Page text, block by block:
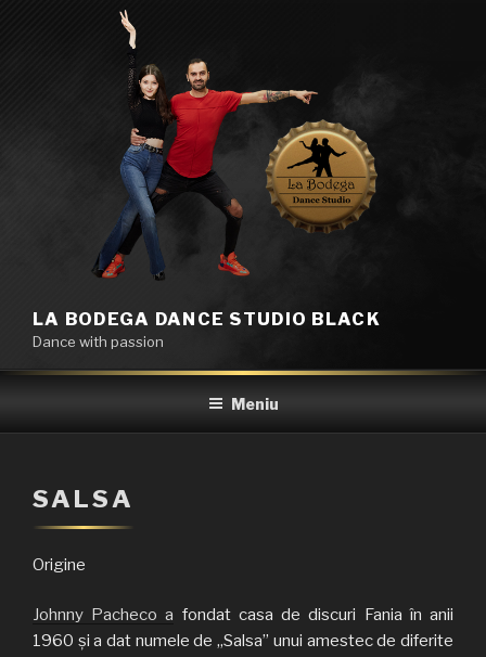
LA BODEGA DANCE STUDIO BLACK
Dance with passion
Meniu
SALSA
Origine
Johnny Pacheco a fondat casa de discuri Fania în anii
1960 și a dat numele de „Salsa” unui amestec de diferite